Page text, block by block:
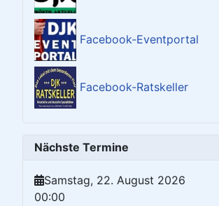
Facebook-Eventportal
Facebook-Ratskeller
Nächste Termine
Samstag, 22. August 2026
00:00